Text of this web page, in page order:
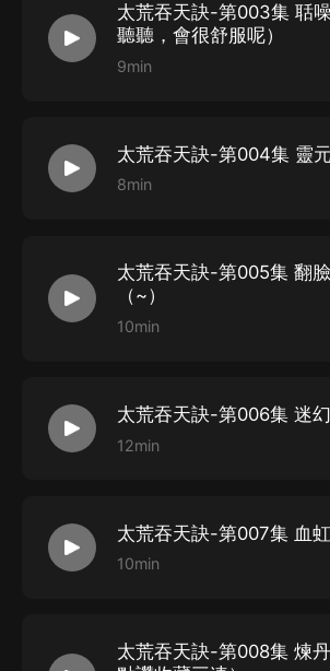
斐鳴-週桐，杜明澤，狼牙
羅梓弦-矛大師
馮嵐-田野泉，趙元甲
南澤-秦碧玉，羅初蝶
安陌-週虎，文鬆
（紫襟劇社）鴇哥哥-羅昭君，李楠香
浮沉貓-薛玉，陳路
STAFF
原著：鐵馬飛橋
總監制：何樂
太荒吞天訣-第003集 聒
聽聽，會很舒服呢）
9min
太荒吞天訣-第004集 靈元
8min
太荒吞天訣-第005集 翻
（~）
10min
太荒吞天訣-第006集 迷幻
12min
太荒吞天訣-第007集 血虹
10min
太荒吞天訣-第008集 煉